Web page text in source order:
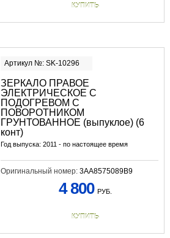
КУПИТЬ
Артикул №: SK-10296
ЗЕРКАЛО ПРАВОЕ
ЭЛЕКТРИЧЕСКОЕ С
ПОДОГРЕВОМ С
ПОВОРОТНИКОМ
ГРУНТОВАННОЕ (выпуклое) (6
конт)
Год выпуска: 2011 - по настоящее время
Оригинальный номер: 3AA8575089B9
4 800 РУБ.
КУПИТЬ